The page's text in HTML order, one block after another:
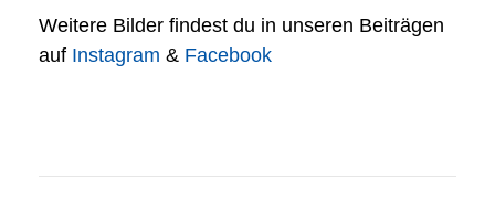
Weitere Bilder findest du in unseren Beiträgen
auf Instagram & Facebook